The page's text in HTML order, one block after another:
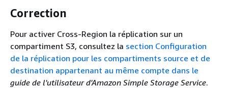
Correction
Pour activer Cross-Region la réplication sur un
compartiment S3, consultez la section Configuration
de la réplication pour les compartiments source et de
destination appartenant au même compte dans le
guide de l'utilisateur d'Amazon Simple Storage Service.